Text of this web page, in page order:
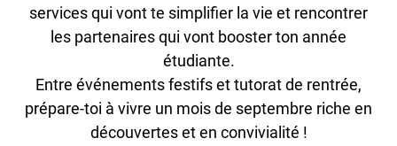
services qui vont te simplifier la vie et rencontrer
les partenaires qui vont booster ton année
étudiante.
Entre événements festifs et tutorat de rentrée,
prépare-toi à vivre un mois de septembre riche en
découvertes et en convivialité !